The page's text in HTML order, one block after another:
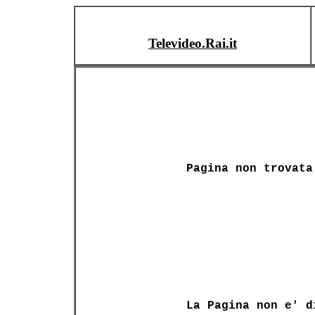
Televideo.Rai.it
Pagina non trovata
La Pagina non e'